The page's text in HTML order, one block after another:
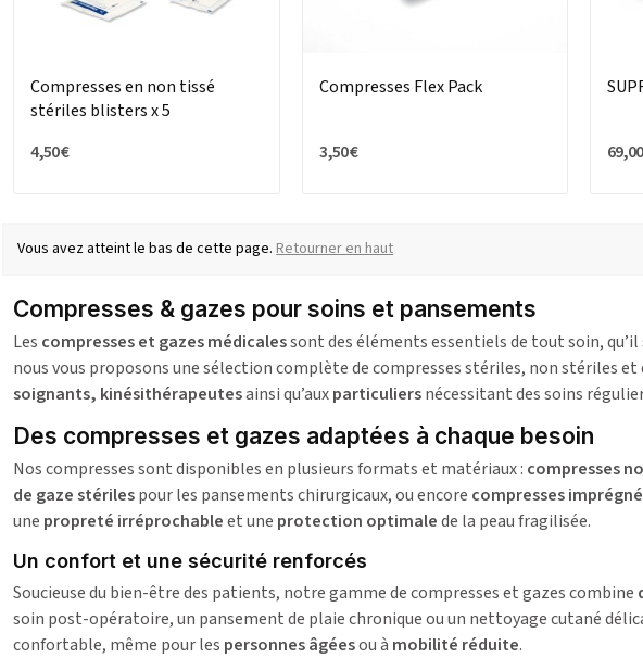
Compresses en non tissé
stériles blisters x 5
4,50 €
Compresses Flex Pack
3,50 €
Vous avez atteint le bas de cette page. Retourner en haut
Compresses & gazes pour soins et pansements
Les compresses et gazes médicalessont des éléments essentiels de tout soin, qu’il
nous vous proposons une sélection complète de compresses stériles, non stériles et
soignants, kinésithérapeutesainsi qu’auxparticuliersnécessitant des soins
Des compresses et gazes adaptées à chaque besoin
Nos compresses sont disponibles en plusieurs formats et matériaux : compresses
de gaze stérilespour les pansements chirurgicaux, ou encore compresses
une propreté irréprochableet une protection optimalede la peau fragilisée.
Un confort et une sécurité renforcés
Soucieuse du bien-être des patients, notre gamme de compresses et gazes combine
soin post-opératoire, un pansement de plaie chronique ou un nettoyage cutané
confortable, même pour les personnes âgéesou à mobilité réduite.